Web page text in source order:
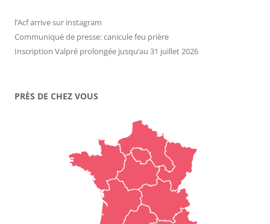
l’Acf arrive sur instagram
Communiqué de presse: canicule feu prière
Inscription Valpré prolongée jusqu’au 31 juillet 2026
PRÈS DE CHEZ VOUS